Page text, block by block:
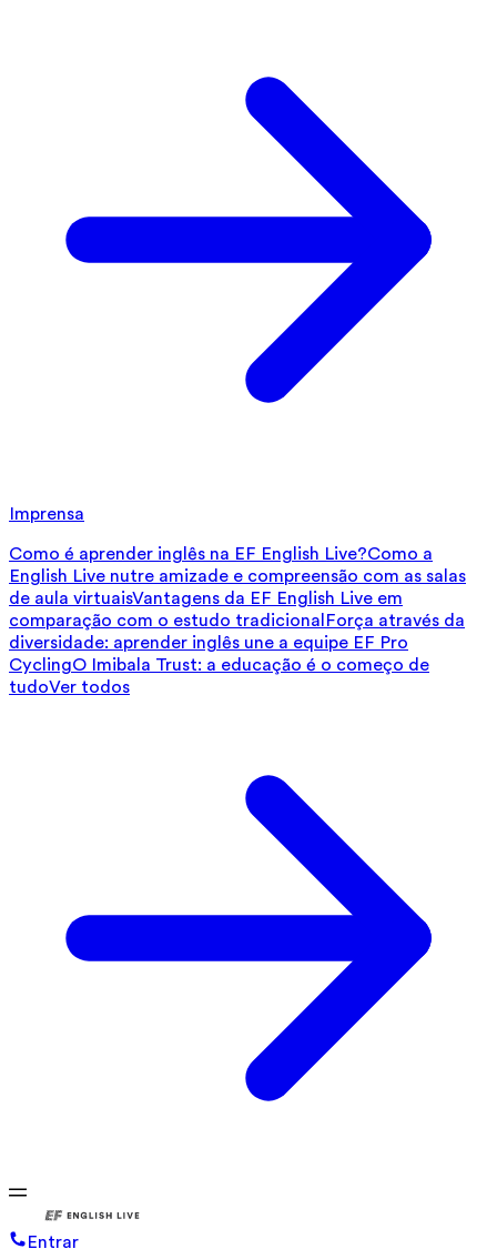
Imprensa
Como é aprender inglês na EF English Live?Como a
English Live nutre amizade e compreensão com as salas
de aula virtuaisVantagens da EF English Live em
comparação com o estudo tradicional Força através da
diversidade: aprender inglês une a equipe EF Pro
CyclingO Imibala Trust: a educação é o começo de
tudoVer todos
Entrar